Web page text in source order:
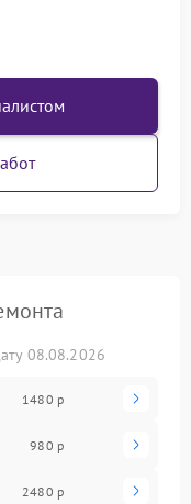
08.08.2026
1480 р
980 р
2480 р